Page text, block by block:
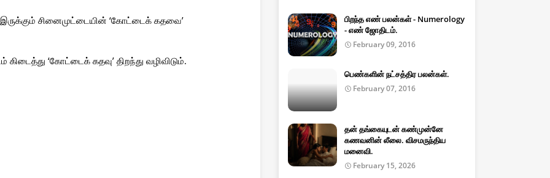
சினைமுட்டையின் ‘கோட்டைக் கதவை’
‘கோட்டைக் கதவு’ திறந்து வழிவிடும்.
பிறந்த எண் பலன்கள் - Numerology
- எண் ஜோதிடம்.
February 09, 2016
பெண்களின் நட்சத்திர பலன்கள்.
February 07, 2016
தன் தங்கையுடன் கண்முன்னே
கணவனின் லீலை. விசமருந்திய
மனைவி.
February 15, 2026